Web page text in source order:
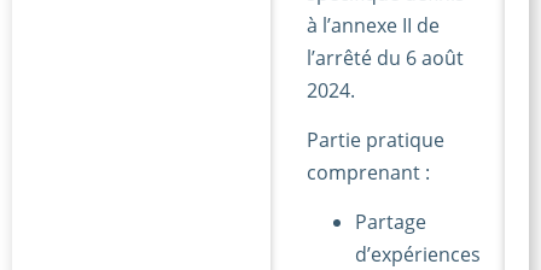
à l’annexe II de
l’arrêté du 6 août
2024.
Partie pratique
comprenant :
Partage
d’expériences